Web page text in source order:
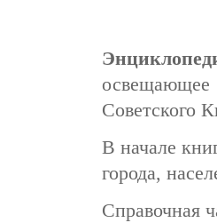
Советского
В начале
города,
Справочная